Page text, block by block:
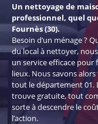
Un nettoyage de
professionnel, quel
Fournès (30).
Besoin d’un ménage ?
du local à nettoyer,
un service efficace pour
lieux. Nous savons
tout le département 01.
trouve gratuite, tout
sorte à descendre le
l’action.